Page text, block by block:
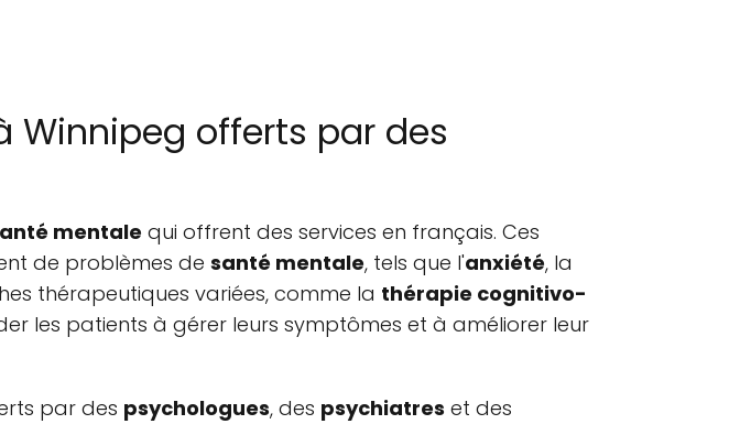
Winnipeg offerts par des
mentale qui offrent des services en français. Ces
de problèmes de santé mentale, tels que l'anxiété, la
thérapeutiques variées, comme la thérapie cognitivo-
les patients à gérer leurs symptômes et à améliorer leur
par des psychologues, des psychiatres et des